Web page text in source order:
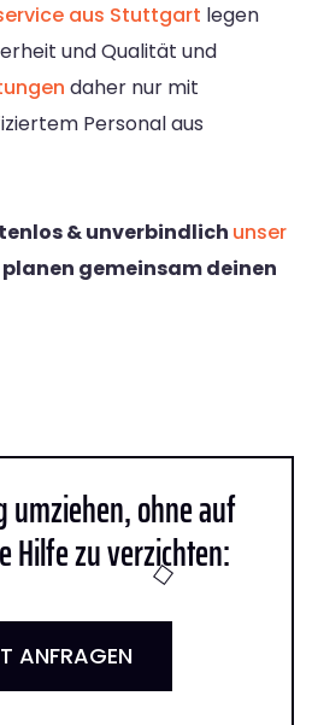
aus Stuttgart legen
und Qualität und
daher nur mit
Personal aus
& unverbindlich unser
gemeinsam deinen
umziehen, ohne auf
Hilfe zu verzichten:
ANFRAGEN